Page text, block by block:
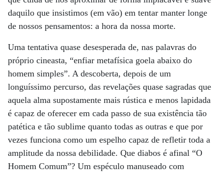
daquilo que insistimos (em vão) em tentar manter longe
de nossos pensamentos: a hora da nossa morte.
Uma tentativa quase desesperada de, nas palavras do
próprio cineasta, “enfiar metafísica goela abaixo do
homem simples”. A descoberta, depois de um
longuíssimo percurso, das revelações quase sagradas que
aquela alma supostamente mais rústica e menos lapidada
é capaz de oferecer em cada passo de sua existência tão
patética e tão sublime quanto todas as outras e que por
vezes funciona como um espelho capaz de refletir toda a
amplitude da nossa debilidade. Que diabos é afinal “O
Homem Comum”? Um espéculo manuseado com